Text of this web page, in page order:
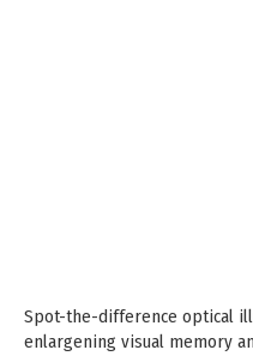
Spot-the-difference optical
enlargening visual memory